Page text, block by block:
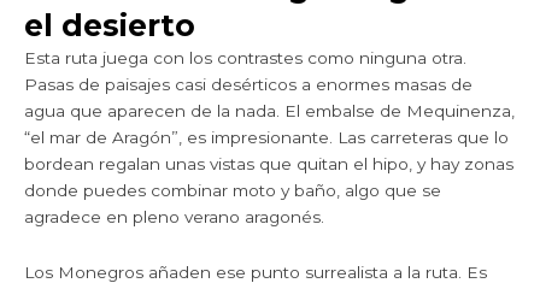
el desierto
Esta ruta juega con los contrastes como ninguna otra.
Pasas de paisajes casi desérticos a enormes masas de
agua que aparecen de la nada. El embalse de Mequinenza,
“el mar de Aragón”, es impresionante. Las carreteras que lo
bordean regalan unas vistas que quitan el hipo, y hay zonas
donde puedes combinar moto y baño, algo que se
agradece en pleno verano aragonés.
Los Monegros añaden ese punto surrealista a la ruta. Es